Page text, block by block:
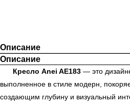
Описание
Описание
Кресло Anei AE183 — это
выполненное в стиле модерн,
создающим глубину и визуальный